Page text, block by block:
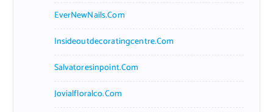
EverNewNails.com
Insideoutdecoratingcentre.com
Salvatoresinpoint.com
Jovialfloralco.com